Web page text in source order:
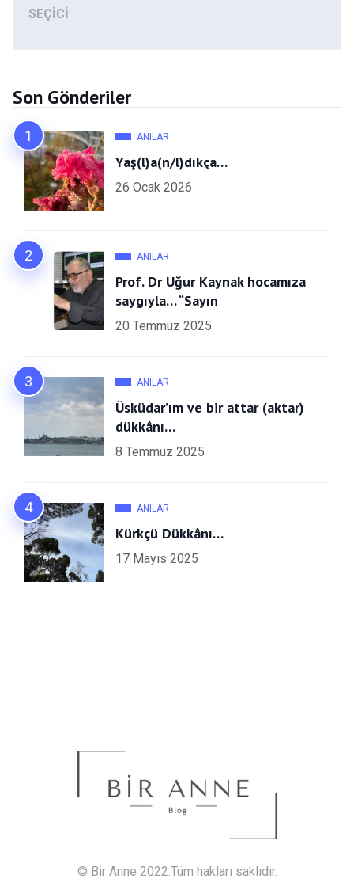
SEÇICI
Son Gönderiler
ANILAR
Yaş(l)a(n/l)dıkça…
26 Ocak 2026
ANILAR
Prof. Dr Uğur Kaynak hocamıza
saygıyla… “Sayın
20 Temmuz 2025
ANILAR
Üsküdar’ım ve bir attar (aktar)
dükkânı…
8 Temmuz 2025
ANILAR
Kürkçü Dükkânı…
17 Mayıs 2025
© Bir Anne 2022.Tüm hakları saklıdır.